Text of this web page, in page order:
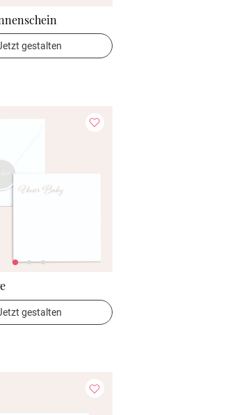
gestalten
gestalten